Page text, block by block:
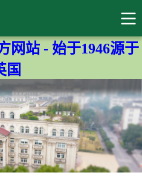
网站 - 始于1946源于
国